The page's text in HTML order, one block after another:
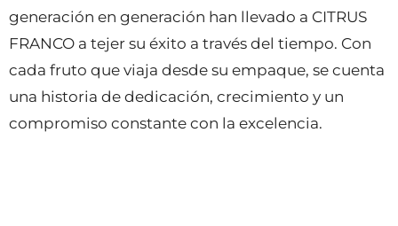
generación en generación han llevado a CITRUS
FRANCO a tejer su éxito a través del tiempo. Con
cada fruto que viaja desde su empaque, se cuenta
una historia de dedicación, crecimiento y un
compromiso constante con la excelencia.